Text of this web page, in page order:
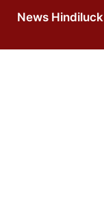
News Hindiluck